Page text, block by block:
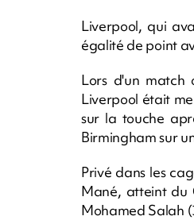
Liverpool, qui
égalité de point
Lors d'un match
Liverpool était
sur la touche
Birmingham sur
Privé dans les
Mané, atteint du
Mohamed Salah